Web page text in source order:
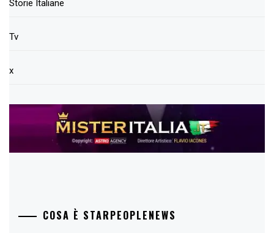
Storie Italiane
Tv
x
COSA È STARPEOPLENEWS